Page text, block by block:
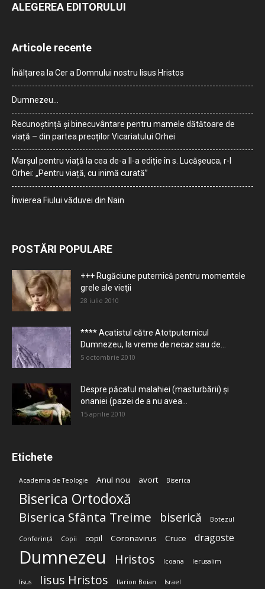
ALEGEREA EDITORULUI
Articole recente
Înălțarea la Cer a Domnului nostru Iisus Hristos
Dumnezeu…
Recunoștință și binecuvântare pentru mamele dătătoare de
viață – din partea preoților Vicariatului Orhei
Marșul pentru viață la cea de-a II-a ediție în s. Lucășeuca, r-l
Orhei: „Pentru viață, cu inimă curată”
Învierea Fiului văduvei din Nain
POSTĂRI POPULARE
+++ Rugăciune puternică pentru momentele
grele ale vieţii
28 iulie 2010
**** Acatistul către Atotputernicul
Dumnezeu, la vreme de necaz sau de...
5 octombrie 2010
Despre păcatul malahiei (masturbării) şi
onaniei (pazei de a nu avea...
15 aprilie 2010
Etichete
Academia de Teologie Anul nou avort Biserica
Biserica Ortodoxă
Biserica Sfânta Treime biserică Botezul
Conferință Copii copil Coronavirus Cruce dragoste
Dumnezeu Hristos Icoana Ierusalim
Iisus Iisus Hristos Ilarion Boian Israel